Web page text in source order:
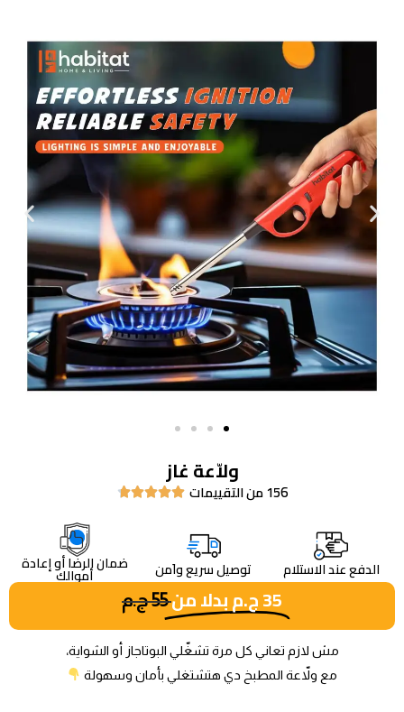
ولاّعة غاز
156 من التقييمات 




الدفع عند الاستلام توصيل سريع واَمن ضمان الرضا أو إعادة
أموالك
35ج.مبدلا من 55ج.م
مش لازم تعاني كل مرة تشغّلي البوتاجاز أو الشواية،
مع ولاّعة المطبخ دي هتشتغلي بأمان وسهولة